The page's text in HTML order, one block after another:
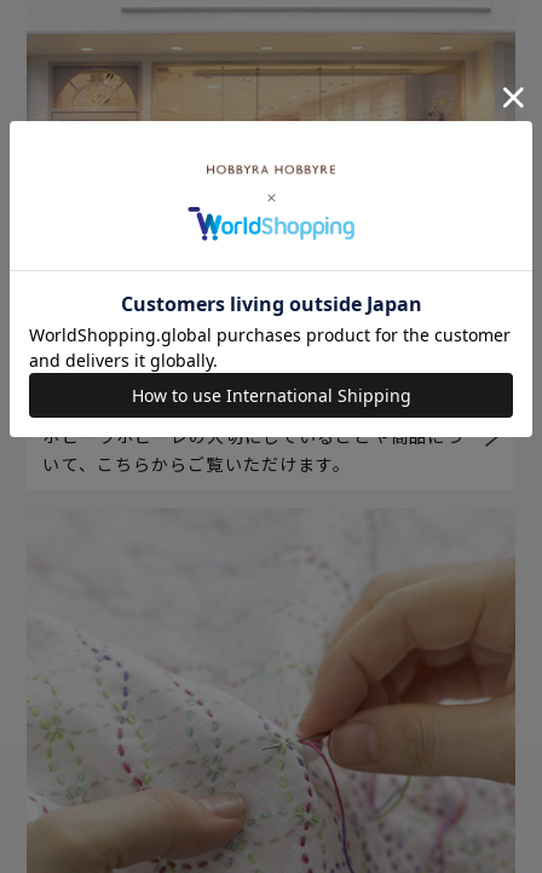
ホビーラホビーレについて
ホビーラホビーレの大切にしていることや商品につ
いて、こちらからご覧いただけます。